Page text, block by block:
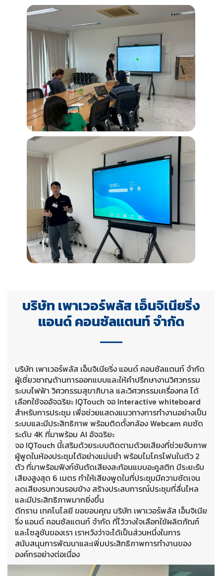
บริษัท เพาเวอร์พลัส เอ็นจิเนียริ่ง
แอนด์ คอนซัลแตนท์ จำกัด
บริษัท เพาเวอร์พลัส เอ็นจิเนียริ่ง แอนด์ คอนซัลแตนท์ จำกัด
ผู้เชี่ยวชาญด้านการออกแบบและให้คำปรึกษางานวิศวกรรม
ระบบไฟฟ้า วิศวกรรมสุขาภิบาล และวิศวกรรมเครื่องกล ได้
เลือกใช้จออัจฉริยะ IQTouch จอ Interactive whiteboard
สำหรับการประชุม เพื่อช่วยแสดงแนวทางการทำงานอย่างเป็น
ระบบและมีประสิทธิภาพ พร้อมติดตั้งกล้อง Webcam คมชัด
ระดับ 4K ที่มาพร้อม AI อัจฉริยะ
จอ IQTouch นี้เสริมด้วยระบบติดตามด้วยเสียงที่ช่วยจับภาพ
ผู้พูดในห้องประชุมได้อย่างแม่นยำ พร้อมไมโครโฟนในตัว 2
ตัว ที่มาพร้อมฟังก์ชันตัดเสียงสะท้อนแบบอะคูสติก มีระยะรับ
เสียงสูงสุด 6 เมตร ทำให้เสียงพูดในที่ประชุมมีความชัดเจน
ลดเสียงรบกวนรอบข้าง สร้างประสบการณ์ประชุมที่ลื่นไหล
และมีประสิทธิภาพมากยิ่งขึ้น
ดีทราน เทคโนโลยี ขอขอบคุณ บริษัท เพาเวอร์พลัส เอ็นจิเนีย
ริ่ง แอนด์ คอนซัลแตนท์ จำกัด ที่ไว้วางใจเลือกใช้ผลิตภัณฑ์
และโซลูชันของเรา เราหวังว่าจะได้เป็นส่วนหนึ่งในการ
สนับสนุนการพัฒนาและเพิ่มประสิทธิภาพการทำงานของ
องค์กรอย่างต่อเนื่อง